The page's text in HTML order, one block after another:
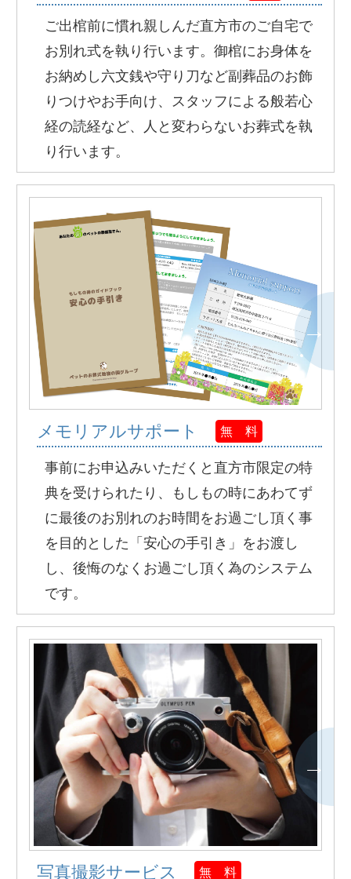
ご出棺前に慣れ親しんだ直方市のご自宅で
お別れ式を執り行います。御棺にお身体を
お納めし六文銭や守り刀など副葬品のお飾
りつけやお手向け、スタッフによる般若心
経の読経など、人と変わらないお葬式を執
り行います。
メモリアルサポート 無 料
事前にお申込みいただくと直方市限定の特
典を受けられたり、もしもの時にあわてず
に最後のお別れのお時間をお過ごし頂く事
を目的とした「安心の手引き」をお渡し
し、後悔のなくお過ごし頂く為のシステム
です。
写真撮影サービス 無 料